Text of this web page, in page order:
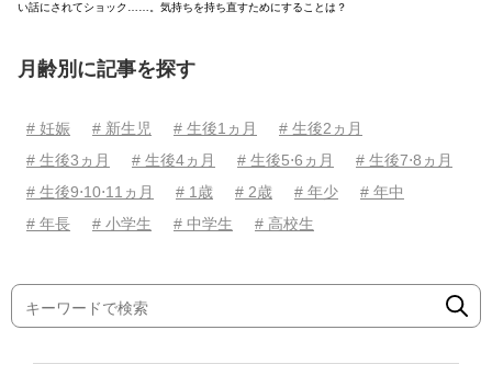
い話にされてショック……。気持ちを持ち直すためにすることは？
月齢別に記事を探す
# 妊娠 # 新生児 # 生後1ヵ月
# 生後2ヵ月
# 生後3ヵ月
# 生後4ヵ月 # 生後5⋅6ヵ月
# 生後7⋅8ヵ月
# 生後9⋅10⋅11ヵ月
# 1歳 # 2歳 # 年少
# 年中
# 年長
# 小学生 # 中学生 # 高校生